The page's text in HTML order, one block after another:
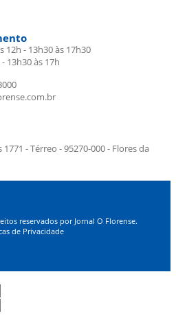
12h - 13h30 às 17h30
13h30 às 17h
- Térreo - 95270-000 - Flores da
reservados por Jornal O Florense.
de Privacidade